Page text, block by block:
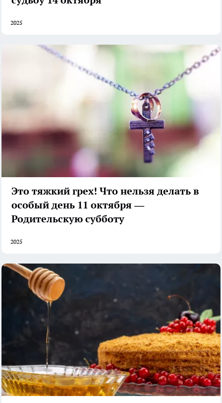
2025
Это тяжкий грех! Что нельзя делать в
особый день 11 октября —
Родительскую субботу
2025